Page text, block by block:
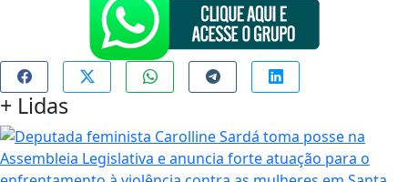
+ Lidas